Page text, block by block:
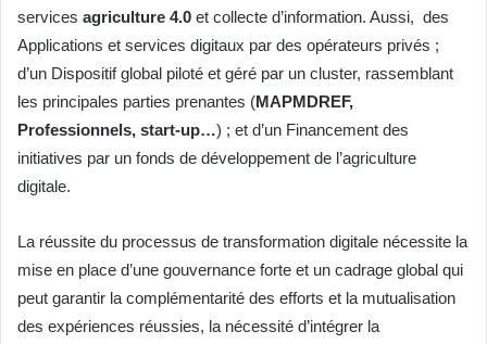
services agriculture 4.0 et collecte d’information. Aussi, des
Applications et services digitaux par des opérateurs privés ;
d’un Dispositif global piloté et géré par un cluster, rassemblant
les principales parties prenantes (MAPMDREF,
Professionnels, start-up…) ; et d’un Financement des
initiatives par un fonds de développement de l’agriculture
digitale.
La réussite du processus de transformation digitale nécessite la
mise en place d’une gouvernance forte et un cadrage global qui
peut garantir la complémentarité des efforts et la mutualisation
des expériences réussies, la nécessité d’intégrer la